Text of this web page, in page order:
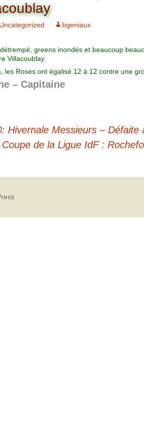
Charte pour les joueurs
Ryder Cup
Couronne
Coupe de
Mai
Uncategorized bgeniaux
greens inondés et beaucoup
Villacoublay.
les Roses ont égalisé 12 à 12 contre une
– Capitaine
Hivernale Messieurs – Défaite
de la Ligue IdF :